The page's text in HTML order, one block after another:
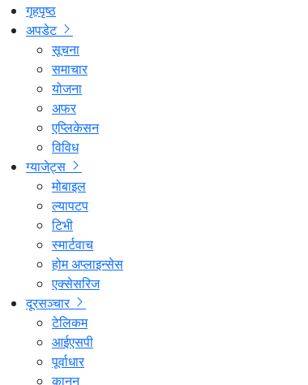
गृहपृष्ठ
अपडेट
सूचना
समाचार
योजना
अफर
एप्लिकेसन
विविध
ग्याजेट्स
मोबाइल
ल्यापटप
टिभी
स्मार्टवाच
होम अप्लाइन्सेस
एक्सेसरिज
दूरसञ्चार
टेलिकम
आईएसपी
पूर्वाधार
कानुन